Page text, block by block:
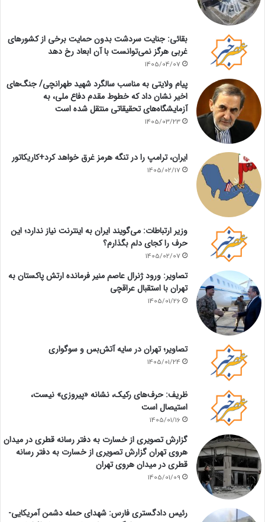
بقائی: جنایت سردشت بدون حمایت برخی از کشورهای
غربی هرگز نمی‌توانست با آن ابعاد رخ دهد
1405/04/07
پیام ولایتی به مناسب سالگرد شهید طهرانچی/ جنگ‌های
اخیر نشان داد که خطوط مقدم دفاع ملی، به
آزمایشگاه‌های تحقیقاتی منتقل شده است
1405/03/23
ایران، ترامپ را در تنگه هرمز غرق خواهد کرد+کاریکاتور
1405/02/17
وزیر ارتباطات: می‌گویند ایران به اینترنت نیاز ندارد؛ این
حرف را کجای دلم بگذارم؟
1405/02/07
تصاویر: ورود ژنرال عاصم منیر فرمانده ارتش پاکستان به
تهران با استقبال عراقچی
1405/01/26
تصاویر؛ تهران در سایه آتش‌بس و سوگواری
1405/01/24
ظریف: حرف‌های رکیک، نشانه «پیروزی» نیست،
استیصال است
1405/01/16
گزارش تصویری از خسارت به دفتر رسانه قطری در میدان
هروی تهران گزارش تصویری از خسارت به دفتر رسانه
قطری در میدان هروی تهران
1405/01/09
رئیس دادگستری فارس: شهدای حمله دشمن آمریکایی-